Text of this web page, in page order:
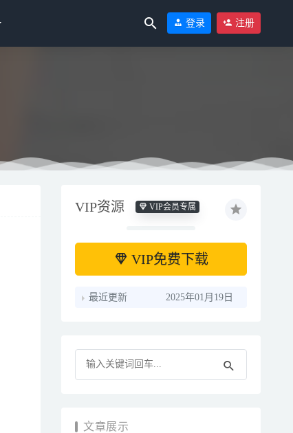
登录 注册
VIP资源 VIP会员专属
VIP免费下载
最近更新 2025年01月19日
文章展示